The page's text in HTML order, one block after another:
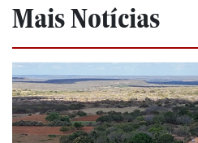
Mais Notícias